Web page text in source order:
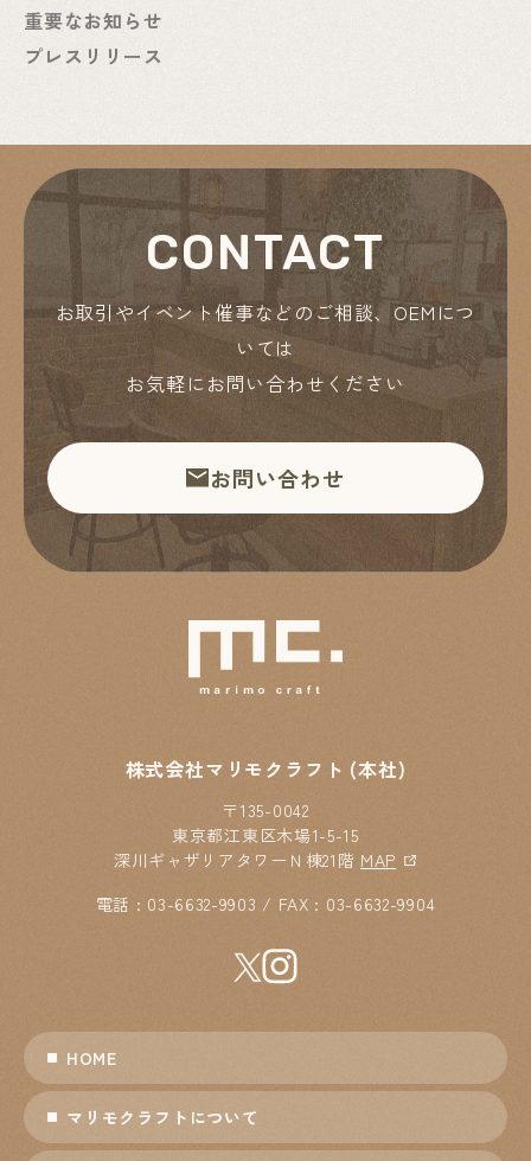
重要なお知らせ
プレスリリース
CONTACT
お取引やイベント催事などのご相談、OEMにつ
いては
お気軽にお問い合わせください
お問い合わせ
株式会社マリモクラフト (本社)
〒135-0042
東京都江東区木場1-5-15
深川ギャザリアタワーＮ棟21階 MAP
電話 : 03-6632-9903 / FAX : 03-6632-9904
HOME
マリモクラフトについて